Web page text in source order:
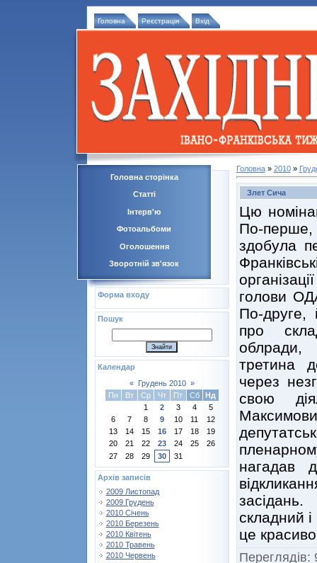
Головна Реєстрація Вхід
Головна сторінка
Статті
Інтерв'ю
Фотоальбоми
Оголошення
Зворотній зв'язок
Форма входу
Пошук
Календар
«
Грудень 2010 »
Пн
Вт Ср Чт Пт Сб
Нд
1
2 3 4
5
6
7 8 9 10 11
12
13
14 15 16 17 18
19
20
21 22 23 24 25
26
27
28 29 30 31
Архів записів
2009 Листопад
2009 Грудень
2010 Січень
2010 Березень
2010 Квітень
2010 Травень
2010 Червень
Головна» 2010 »
Злет Сича
Цю
По-перше,
здобула
голови
По-друге,
про
третина
через
свою
нагадав
складний
це
Переглядів: